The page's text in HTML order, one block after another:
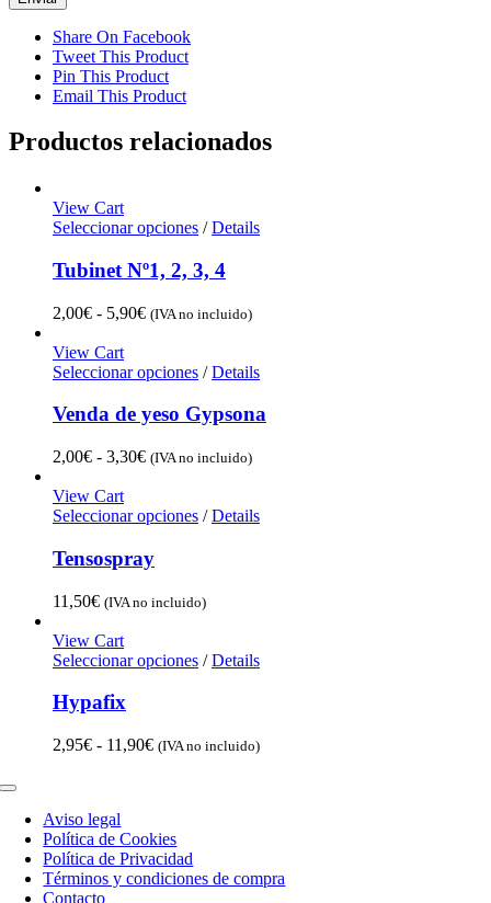
Share On Facebook
Tweet This Product
Pin This Product
Email This Product
Productos relacionados
View Cart
Seleccionar opciones / Details
Tubinet Nº1, 2, 3, 4
2,00€ - 5,90€Rango
desde
hasta
5,90€
(IVA no incluido)
View Cart
Seleccionar opciones / Details
Venda de yeso Gypsona
2,00€ - 3,30€Rango
desde
hasta
3,30€
(IVA no incluido)
View Cart
Seleccionar opciones / Details
Tensospray
11,50€ (IVA no incluido)
View Cart
Seleccionar opciones / Details
Hypafix
2,95€ - 11,90€Rango
hasta
11,90€
(IVA no incluido)
Toggle
NavigationAviso legal
Política de Cookies
Política de Privacidad
Términos y condiciones de compra
Contacto